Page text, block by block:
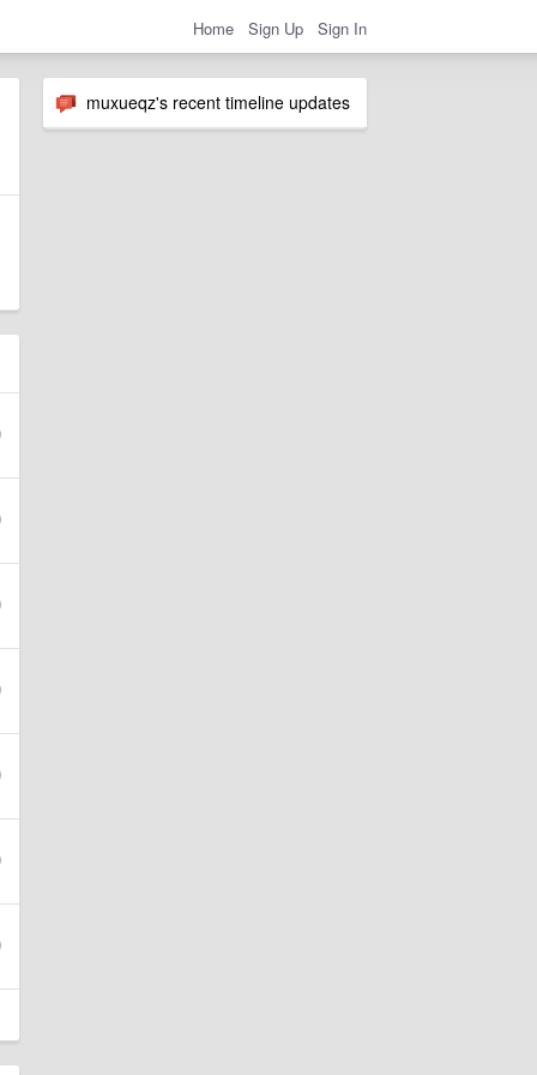
Home Sign Up Sign In
muxueqz's recent timeline updates